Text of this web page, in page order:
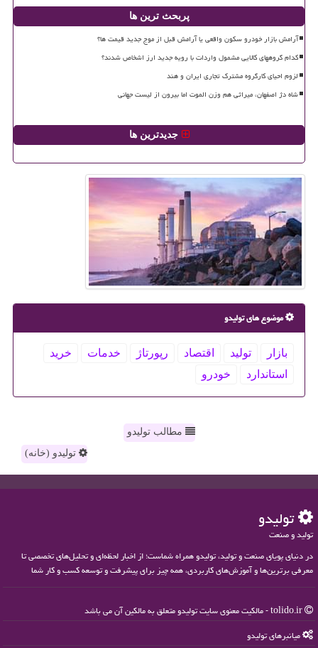
پربحث ترین ها
آرامش بازار خودرو سکون واقعی یا آرامش قبل از موج جدید قیمت ها؟
کدام گروههای کالایی مشمول واردات با رویه جدید ارز اشخاص شدند؟
لزوم احیای کارگروه مشترک تجاری ایران و هند
شاه دژ اصفهان، میراثی هم وزن الموت اما بیرون از لیست جهانی
جدیدترین ها
موضوع های تولیدو
بازار تولید اقتصاد رپورتاژ خدمات
خرید
استاندارد
خودرو
مطالب تولیدو
تولیدو (خانه)
تولیدو
تولید و صنعت
در دنیای پویای صنعت و تولید، تولیدو همراه شماست؛ از اخبار لحظه‌ای و تحلیل‌های تخصصی تا
معرفی برترین‌ها و آموزش‌های کاربردی، همه چیز برای پیشرفت و توسعه کسب و کار شما
میانبرهای تولیدو